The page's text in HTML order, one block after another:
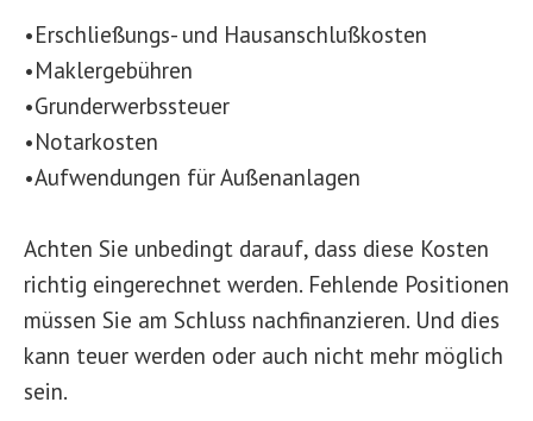
•Erschließungs- und Hausanschlußkosten
•Maklergebühren
•Grunderwerbssteuer
•Notarkosten
•Aufwendungen für Außenanlagen
Achten Sie unbedingt darauf, dass diese Kosten
richtig eingerechnet werden. Fehlende Positionen
müssen Sie am Schluss nachfinanzieren. Und dies
kann teuer werden oder auch nicht mehr möglich
sein.